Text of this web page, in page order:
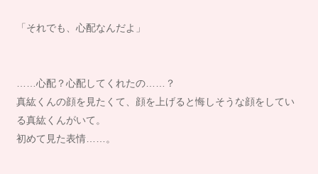
「それでも、心配なんだよ」
……心配？心配してくれたの……？
真紘くんの顔を見たくて、顔を上げると悔しそうな顔をしてい
る真紘くんがいて。
初めて見た表情……。